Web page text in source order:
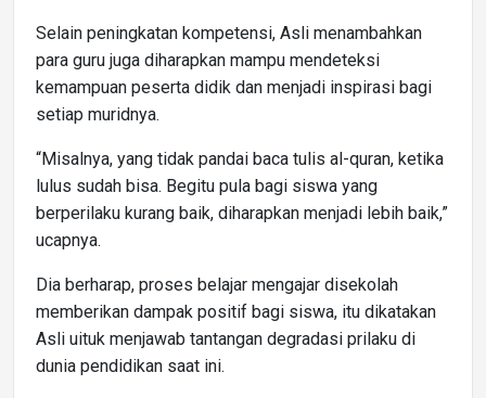
Selain peningkatan kompetensi, Asli menambahkan
para guru juga diharapkan mampu mendeteksi
kemampuan peserta didik dan menjadi inspirasi bagi
setiap muridnya.
“Misalnya, yang tidak pandai baca tulis al-quran, ketika
lulus sudah bisa. Begitu pula bagi siswa yang
berperilaku kurang baik, diharapkan menjadi lebih baik,”
ucapnya.
Dia berharap, proses belajar mengajar disekolah
memberikan dampak positif bagi siswa, itu dikatakan
Asli uituk menjawab tantangan degradasi prilaku di
dunia pendidikan saat ini.